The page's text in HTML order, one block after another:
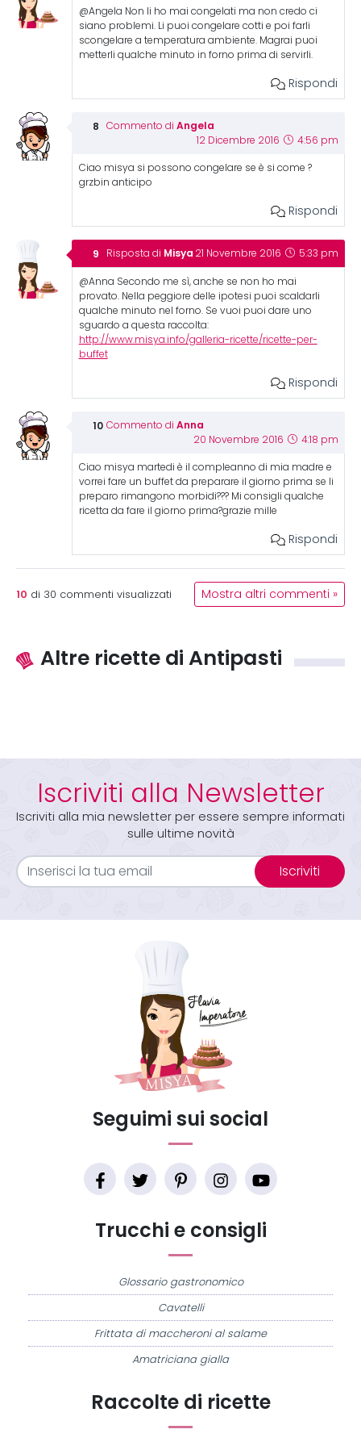
@Angela Non li ho mai congelati ma non credo ci
siano problemi. Li puoi congelare cotti e poi farli
scongelare a temperatura ambiente. Magrai puoi
metterli qualche minuto in forno prima di servirli.
Rispondi
Commento di Angela
12 Dicembre 2016 4:56 pm
Ciao misya si possono congelare se è si come ?
grzbin anticipo
Rispondi
Risposta di Misya 21 Novembre 2016 5:33 pm
@Anna Secondo me sì, anche se non ho mai
provato. Nella peggiore delle ipotesi puoi scaldarli
qualche minuto nel forno. Se vuoi puoi dare uno
sguardo a questa raccolta:
http://www.misya.info/galleria-ricette/ricette-per-
buffet
Rispondi
Commento di Anna
20 Novembre 2016 4:18 pm
Ciao misya martedi è il compleanno di mia madre e
vorrei fare un buffet da preparare il giorno prima se li
preparo rimangono morbidi??? Mi consigli qualche
ricetta da fare il giorno prima?grazie mille
Rispondi
10 di 30 commenti visualizzati Mostra altri commenti »
Altre ricette di Antipasti
Iscriviti alla Newsletter
Iscriviti alla mia newsletter per essere sempre informati
sulle ultime novità
Iscriviti
Raccolte di ricette
Trucchi e consigli
Glossario gastronomico
Cavatelli
Frittata di maccheroni al salame
Amatriciana gialla
Seguimi sui social